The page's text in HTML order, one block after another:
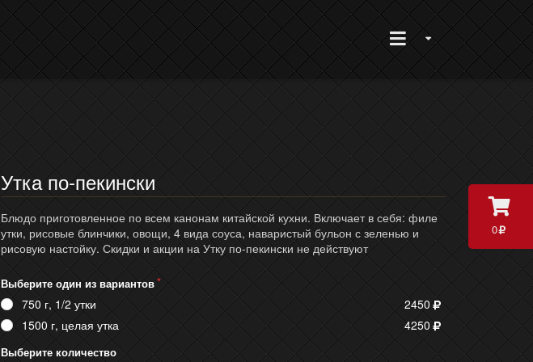
0
Утка по-пекински
Блюдо приготовленное по всем канонам китайской кухни. Включает в себя: филе
утки, рисовые блинчики, овощи, 4 вида соуса, наваристый бульон с зеленью и
рисовую настойку. Скидки и акции на Утку по-пекински не действуют
Выберите один из вариантов
750 г, 1/2 утки
2450
1500 г, целая утка
4250
Выберите количество